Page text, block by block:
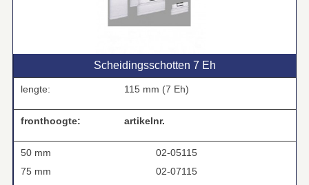
Scheidingsschotten 7 Eh
lengte: 115 mm (7 Eh)
fronthoogte: artikelnr.
50 mm
02-05115
75 mm
02-07115